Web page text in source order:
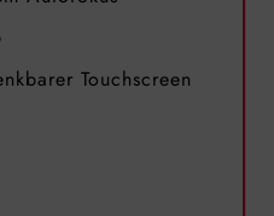
Touchscreen